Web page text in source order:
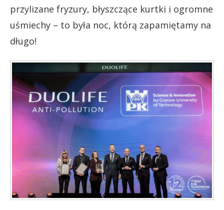
przylizane fryzury, błyszczące kurtki i ogromne
uśmiechy – to była noc, którą zapamiętamy na
długo!